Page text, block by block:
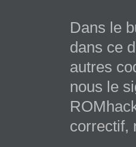
Dans le
dans ce
autres
nous le
correctif,